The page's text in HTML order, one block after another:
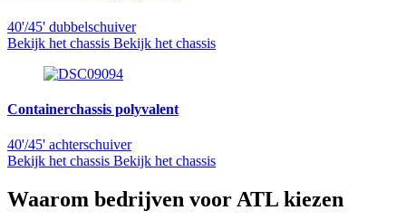
40'/45' dubbelschuiver
Bekijk het chassis Bekijk het chassis
Containerchassis polyvalent
40'/45' achterschuiver
Bekijk het chassis Bekijk het chassis
Waarom bedrijven voor ATL kiezen